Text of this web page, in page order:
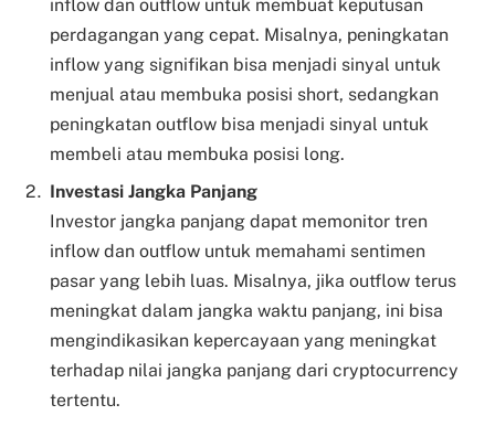
inflow dan outflow untuk membuat keputusan
perdagangan yang cepat. Misalnya, peningkatan
inflow yang signifikan bisa menjadi sinyal untuk
menjual atau membuka posisi short, sedangkan
peningkatan outflow bisa menjadi sinyal untuk
membeli atau membuka posisi long.
Investasi Jangka Panjang
Investor jangka panjang dapat memonitor tren
inflow dan outflow untuk memahami sentimen
pasar yang lebih luas. Misalnya, jika outflow terus
meningkat dalam jangka waktu panjang, ini bisa
mengindikasikan kepercayaan yang meningkat
terhadap nilai jangka panjang dari cryptocurrency
tertentu.